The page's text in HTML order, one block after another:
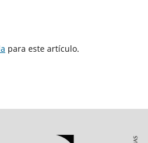
para este artículo.